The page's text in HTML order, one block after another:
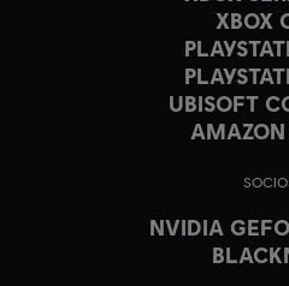
XBOX
UBISOFT
NVIDIA